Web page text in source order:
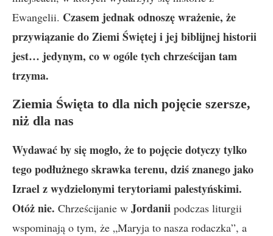
Ewangelii. Czasem jednak odnoszę wrażenie, że
przywiązanie do Ziemi Świętej i jej biblijnej historii
jest… jedynym, co w ogóle tych chrześcijan tam
trzyma.
Ziemia Święta to dla nich pojęcie szersze,
niż dla nas
Wydawać by się mogło, że to pojęcie dotyczy tylko
tego podłużnego skrawka terenu, dziś znanego jako
Izrael z wydzielonymi terytoriami palestyńskimi.
Otóż nie. Chrześcijanie w Jordanii podczas liturgii
wspominają o tym, że „Maryja to nasza rodaczka”, a